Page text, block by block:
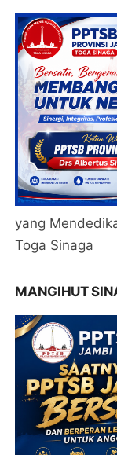
yang
Toga Sinaga
MANGIHUT